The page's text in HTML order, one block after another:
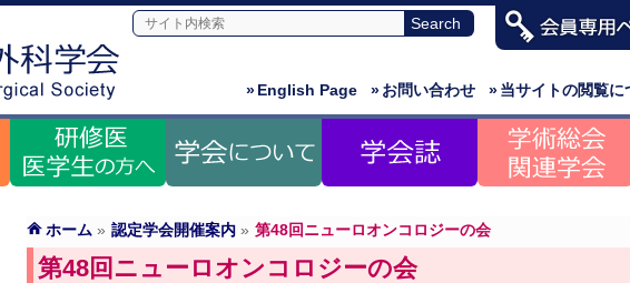
»当サイトの閲覧に
»お問い合わせ
»English Page
ホーム » 認定学会開催案内 » 第48回ニューロオンコロジーの会
第48回ニューロオンコロジーの会